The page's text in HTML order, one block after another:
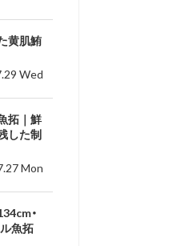
黄肌鮪
Wed
拓｜鮮
した制
Mon
・
魚拓